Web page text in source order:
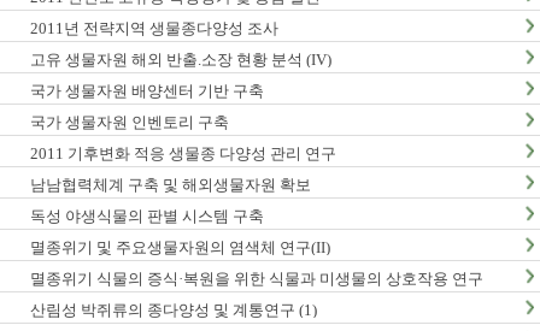
2011년 전략지역 생물종다양성 조사
고유 생물자원 해외 반출.소장 현황 분석 (IV)
국가 생물자원 배양센터 기반 구축
국가 생물자원 인벤토리 구축
2011 기후변화 적응 생물종 다양성 관리 연구
남남협력체계 구축 및 해외생물자원 확보
독성 야생식물의 판별 시스템 구축
멸종위기 및 주요생물자원의 염색체 연구(II)
멸종위기 식물의 증식·복원을 위한 식물과 미생물의 상호작용 연구
산림성 박쥐류의 종다양성 및 계통연구 (1)